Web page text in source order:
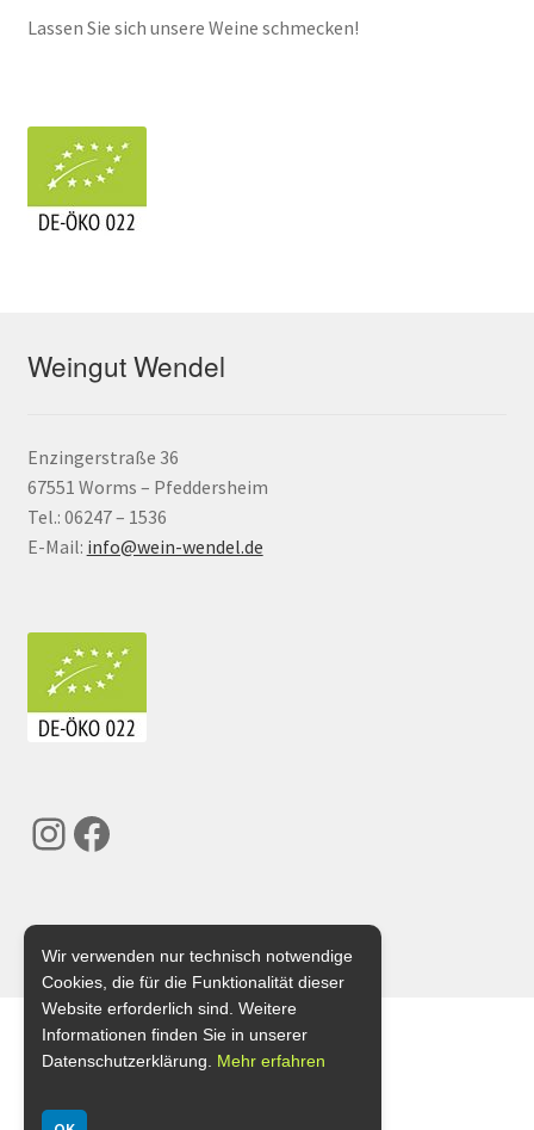
Lassen Sie sich unsere Weine schmecken!
Weingut Wendel
Enzingerstraße 36
67551 Worms – Pfeddersheim
Tel.: 06247 – 1536
E-Mail: info@wein-wendel.de
Instagram
Facebook
Wir verwenden nur technisch notwendige
Cookies, die für die Funktionalität dieser
Website erforderlich sind. Weitere
Informationen finden Sie in unserer
Datenschutzerklärung.
Mehr erfahren